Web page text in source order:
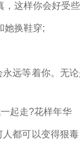
这样你会好受
换鞋穿;
等着你。无论
起走?花样年华
可以变得狠毒